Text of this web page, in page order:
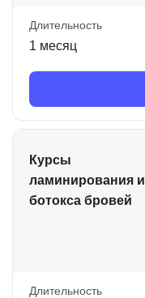
Длительность
1 месяц
Курсы
ламинирования и
ботокса бровей
Длительность